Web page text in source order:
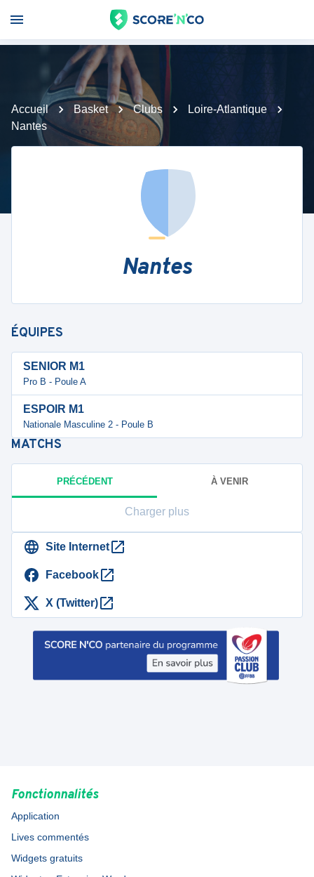
Accueil Basket Clubs
Loire-Atlantique
Nantes
Nantes
ÉQUIPES
SENIOR M1
Pro B - Poule A
ESPOIR M1
Nationale Masculine 2 - Poule B
MATCHS
PRÉCÉDENT À VENIR
Charger plus
Site Internet
Facebook
X (Twitter)
Fonctionnalités
Application
Lives commentés
Widgets gratuits